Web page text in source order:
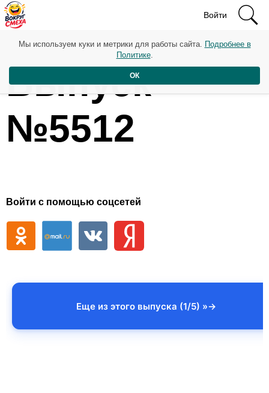
Войти
Выпуск
№5512
Войти с помощью соцсетей
Еще из этого выпуска (1/5) »
Мы используем куки и метрики для работы сайта. Подробнее в
Политике.
ОК